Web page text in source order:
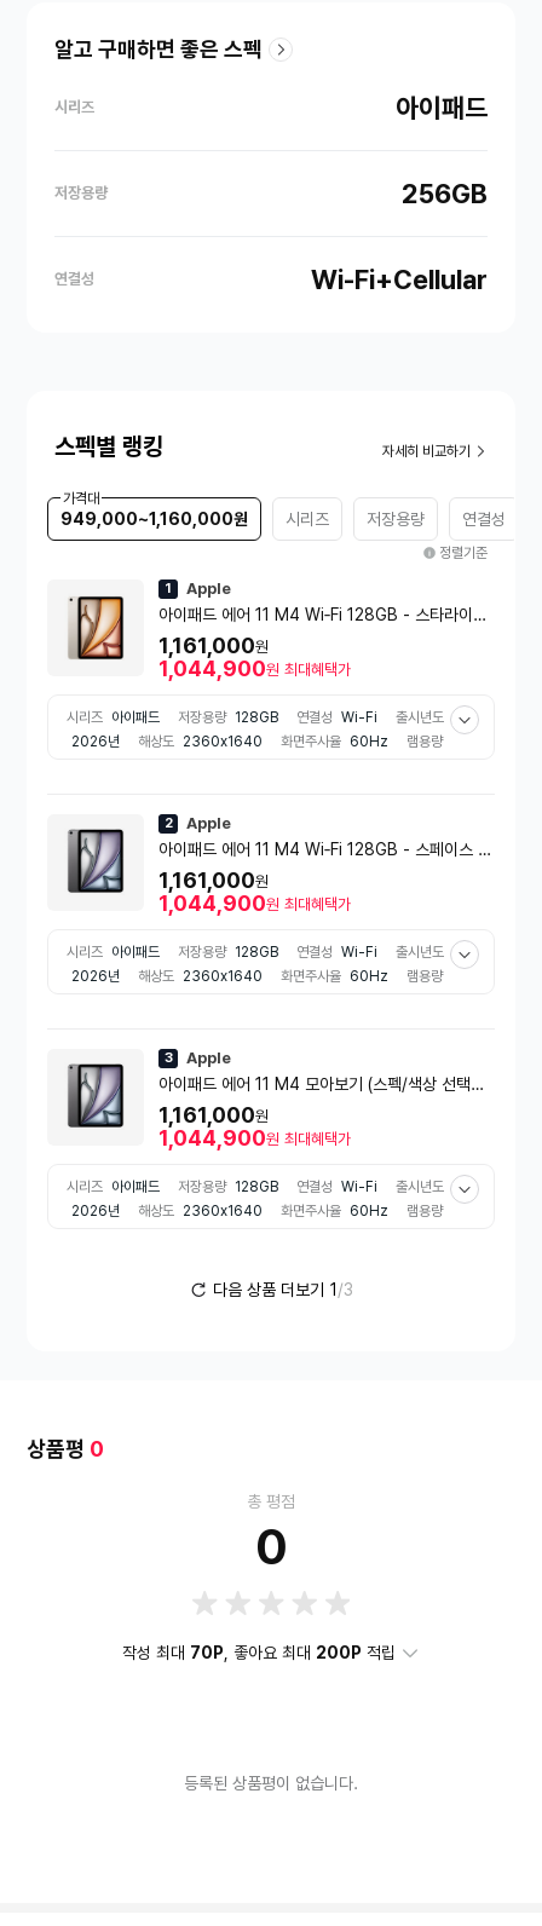
알고 구매하면 좋은 스펙
시리즈 아이패드
저장용량 256GB
연결성 Wi-Fi+Cellular
스펙별 랭킹 자세히 비교하기
가격대
949,000~1,160,000원 시리즈 저장용량 연결성
정렬기준
1 Apple
아이패드 에어 11 M4 Wi‑Fi 128GB - 스타라이트
[MH334KH/A]
1,161,000원
1,044,900원 최대혜택가
시리즈 아이패드 저장용량 128GB 연결성 Wi-Fi
출시년도
2026년
해상도 2360x1640 화면주사율 60Hz
램용량
색상
M
2 Apple
아이패드 에어 11 M4 Wi‑Fi 128GB - 스페이스 그
레이 [MH304KH/A]
1,161,000원
1,044,900원 최대혜택가
시리즈 아이패드 저장용량 128GB 연결성 Wi-Fi
출시년도
2026년
해상도 2360x1640 화면주사율 60Hz
램용량
색상
플M
3 Apple
아이패드 에어 11 M4 모아보기 (스펙/색상 선택가
능)
1,161,000원
1,044,900원 최대혜택가
시리즈 아이패드 저장용량 128GB 연결성 Wi-Fi
출시년도
2026년
해상도 2360x1640 화면주사율 60Hz
램용량
그레이 계열 펜 유무 미포함
다음 상품 더보기 1 /3
상품평 0
총 평점
0
작성 최대 70P , 좋아요 최대 200P 적립
등록된 상품평이 없습니다.